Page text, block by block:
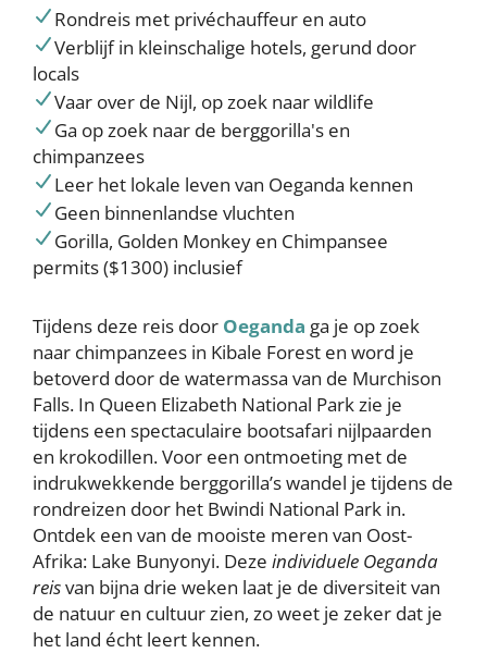
Rondreis met privéchauffeur en auto
Verblijf in kleinschalige hotels, gerund door
locals
Vaar over de Nijl, op zoek naar wildlife
Ga op zoek naar de berggorilla's en
chimpanzees
Leer het lokale leven van Oeganda kennen
Geen binnenlandse vluchten
Gorilla, Golden Monkey en Chimpansee
permits ($1300) inclusief
Tijdens deze reis door Oeganda ga je op zoek
naar chimpanzees in Kibale Forest en word je
betoverd door de watermassa van de Murchison
Falls. In Queen Elizabeth National Park zie je
tijdens een spectaculaire bootsafari nijlpaarden
en krokodillen. Voor een ontmoeting met de
indrukwekkende berggorilla’s wandel je tijdens de
rondreizen door het Bwindi National Park in.
Ontdek een van de mooiste meren van Oost-
Afrika: Lake Bunyonyi. Deze individuele Oeganda
reisvan bijna drie weken laat je de diversiteit van
de natuur en cultuur zien, zo weet je zeker dat je
het land écht leert kennen.